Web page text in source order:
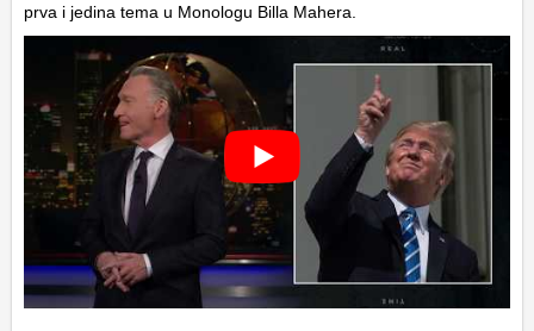
prva i jedina tema u Monologu Billa Mahera.